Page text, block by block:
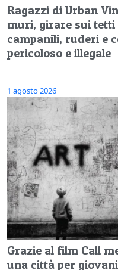
Ragazzi di Urban
muri, girare sui tetti
campanili, ruderi e
pericoloso e illegale
1 agosto 2026
Grazie al film Call
una città per